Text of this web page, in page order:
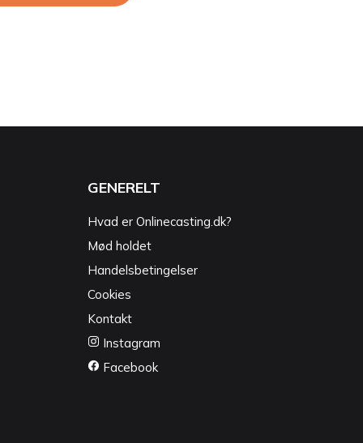
GENERELT
Hvad er Onlinecasting.dk?
Mød holdet
Handelsbetingelser
Cookies
Kontakt
Instagram
Facebook